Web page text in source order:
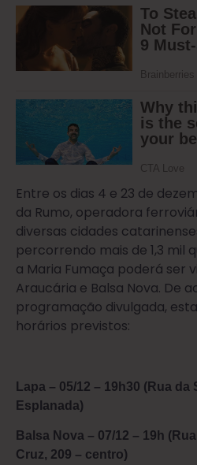
Entre os dias 4 e 23 de
da Rumo, operadora
diversas cidades
percorrendo mais de 1,3 mil
a Maria Fumaça poderá ser
Araucária e Balsa Nova. De
programação divulgada,
horários previstos:
Lapa – 05/12 – 19h30 (Rua da
Esplanada)
Balsa Nova – 07/12 – 19h
Cruz, 209 – centro)